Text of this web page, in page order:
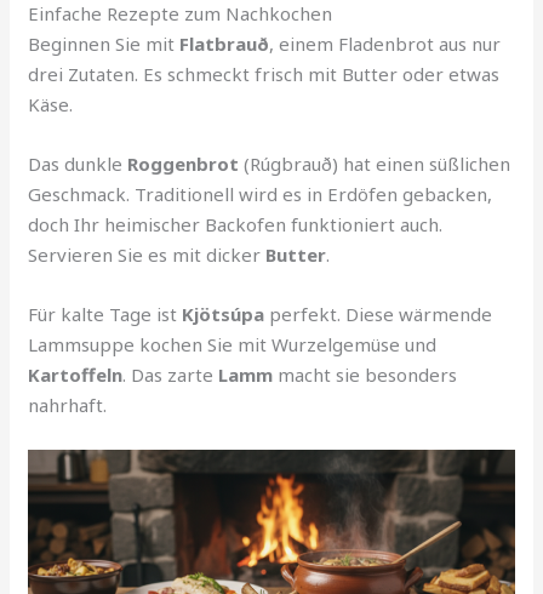
Einfache Rezepte zum Nachkochen
Beginnen Sie mit Flatbrauð, einem Fladenbrot aus nur
drei Zutaten. Es schmeckt frisch mit Butter oder etwas
Käse.
Das dunkle Roggenbrot (Rúgbrauð) hat einen süßlichen
Geschmack. Traditionell wird es in Erdöfen gebacken,
doch Ihr heimischer Backofen funktioniert auch.
Servieren Sie es mit dicker Butter.
Für kalte Tage ist Kjötsúpa perfekt. Diese wärmende
Lammsuppe kochen Sie mit Wurzelgemüse und
Kartoffeln. Das zarte Lamm macht sie besonders
nahrhaft.